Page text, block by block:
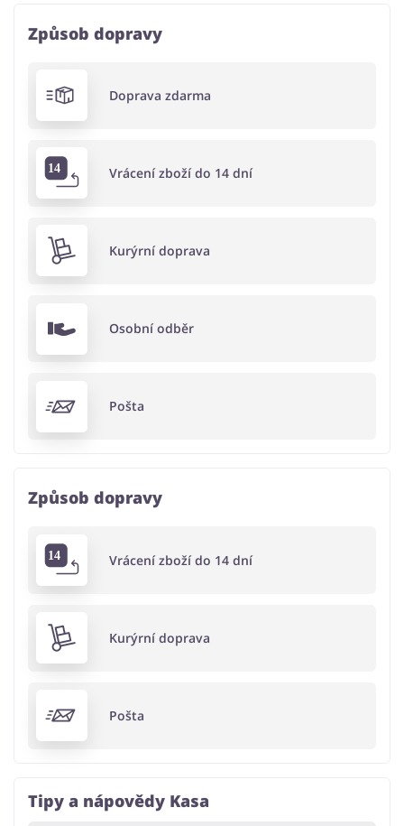
Způsob dopravy
Doprava zdarma
Vrácení zboží do 14 dní
Kurýrní doprava
Osobní odběr
Pošta
Způsob dopravy
Vrácení zboží do 14 dní
Kurýrní doprava
Pošta
Tipy a nápovědy Kasa